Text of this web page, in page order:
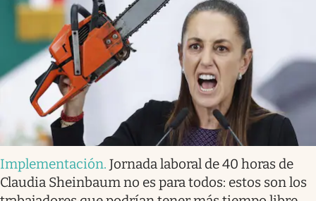
Implementación. Jornada laboral de 40 horas de
Claudia Sheinbaum no es para todos: estos son los